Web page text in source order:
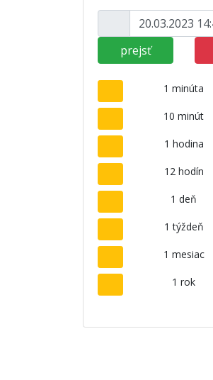
prejsť
1 minúta
10 minút
1 hodina
12 hodín
1 deň
1 týždeň
1 mesiac
1 rok